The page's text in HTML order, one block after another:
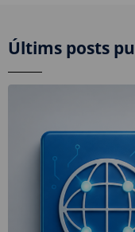
Últims posts